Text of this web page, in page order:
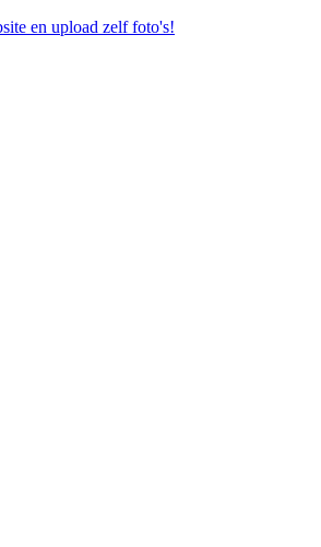
en upload zelf foto's!